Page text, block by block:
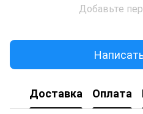
Добавьте
Доставка Оплата